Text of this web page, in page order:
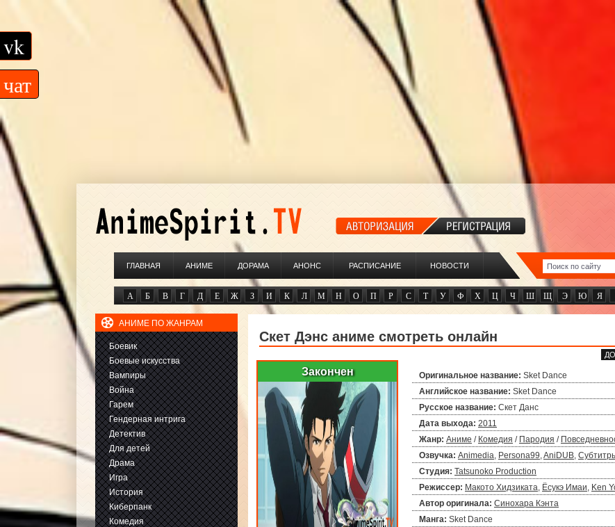
ГЛАВНАЯ АНИМЕ ДОРАМА АНОНС РАСПИСАНИЕ НОВОСТИ
А Б В Г Д Е Ж З И К Л М Н О П Р С Т У Ф Х Ц Ч Ш Щ Э Ю Я
АНИМЕ ПО ЖАНРАМ
Боевик
Боевые искусства
Вампиры
Война
Гарем
Гендерная интрига
Детектив
Для детей
Драма
Игра
История
Киберпанк
Комедия
Скет Дэнс аниме смотреть онлайн
Оригинальное название: Sket Dance
Английское название: Sket Dance
Русское название: Скет Данс
Дата выхода: 2011
Жанр: Аниме / Комедия / Пародия /
Озвучка: Animedia, Persona99,AniDUB,
Студия: Tatsunoko Production
Режиссер: Макото Хидзиката, Ёсукэ Имаи, Ken
Автор оригинала: Синохара Кэнта
Манга: Sket Dance
Закончен
чат
vk